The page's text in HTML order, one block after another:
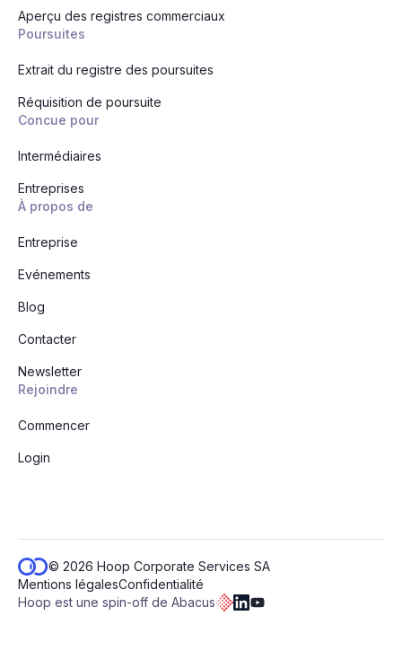
Aperçu des registres commerciaux
Poursuites
Extrait du registre des poursuites
Réquisition de poursuite
Concue pour
Intermédiaires
Entreprises
À propos de
Entreprise
Evénements
Blog
Contacter
Newsletter
Rejoindre
Commencer
Login
© 2026 Hoop Corporate Services SA
Mentions légalesConfidentialité
Hoop est une spin-off de Abacus